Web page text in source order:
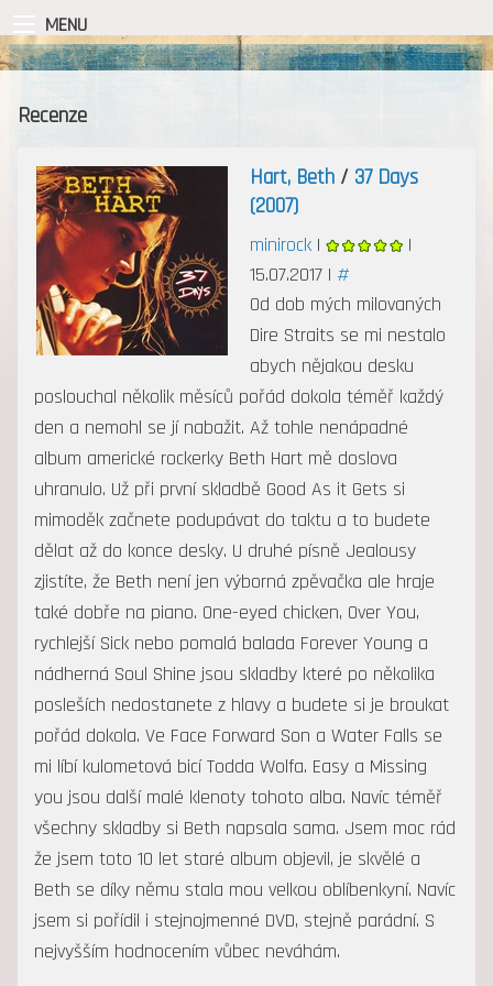
MENU
Recenze
Hart, Beth/ 37 Days
(2007)
minirock|
|
15.07.2017 | #
Od dob mých milovaných
Dire Straits se mi nestalo
abych nějakou desku
poslouchal několik měsíců pořád dokola téměř každý
den a nemohl se jí nabažit. Až tohle nenápadné
album americké rockerky Beth Hart mě doslova
uhranulo. Už při první skladbě Good As it Gets si
mimoděk začnete podupávat do taktu a to budete
dělat až do konce desky. U druhé písně Jealousy
zjistíte, že Beth není jen výborná zpěvačka ale hraje
také dobře na piano. One-eyed chicken, Over You,
rychlejší Sick nebo pomalá balada Forever Young a
nádherná Soul Shine jsou skladby které po několika
posleších nedostanete z hlavy a budete si je broukat
pořád dokola. Ve Face Forward Son a Water Falls se
mi líbí kulometová bicí Todda Wolfa. Easy a Missing
you jsou další malé klenoty tohoto alba. Navíc téměř
všechny skladby si Beth napsala sama. Jsem moc rád
že jsem toto 10 let staré album objevil, je skvělé a
Beth se díky němu stala mou velkou oblíbenkyní. Navíc
jsem si pořídil i stejnojmenné DVD, stejně parádní. S
nejvyšším hodnocením vůbec neváhám.